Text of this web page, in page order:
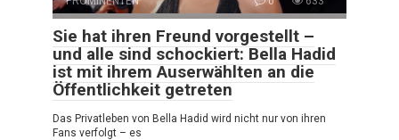
Sie hat ihren Freund vorgestellt –
und alle sind schockiert: Bella Hadid
ist mit ihrem Auserwählten an die
Öffentlichkeit getreten
Das Privatleben von Bella Hadid wird nicht nur von ihren
Fans verfolgt – es